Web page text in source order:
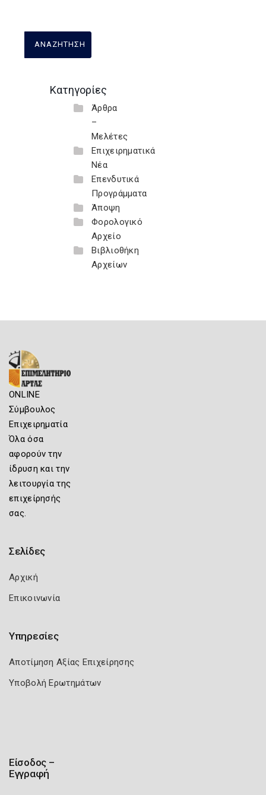
Κατηγορίες
Άρθρα
–
Μελέτες
Επιχειρηματικά
Νέα
Επενδυτικά
Προγράμματα
Άποψη
Φορολογικό
Αρχείο
Βιβλιοθήκη
Αρχείων
ONLINE
Σύμβουλος
Επιχειρηματία
Όλα όσα
αφορούν την
ίδρυση και την
λειτουργία της
επιχείρησής
σας.
Σελίδες
Αρχική
Επικοινωνία
Υπηρεσίες
Αποτίμηση Αξίας Επιχείρησης
Υποβολή Ερωτημάτων
Είσοδος –
Εγγραφή